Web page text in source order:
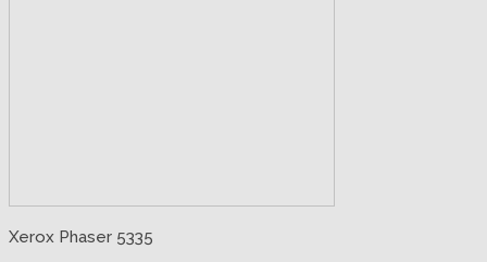
Xerox Phaser 5335